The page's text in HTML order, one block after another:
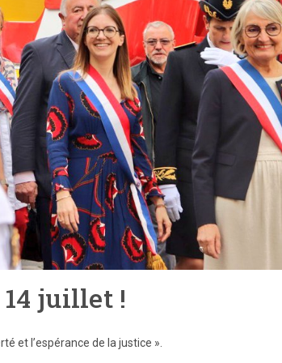
juillet !
et l’espérance de la justice ».